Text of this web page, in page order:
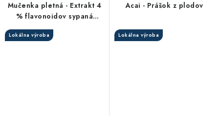
Mučenka pletná - Extrakt 4
% flavonoidov sypaná
forma
Lokálna výroba
Acai - Prášok z plodov
Lokálna výroba